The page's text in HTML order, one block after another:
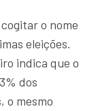
o nome
eleições.
indica que o
dos
o mesmo